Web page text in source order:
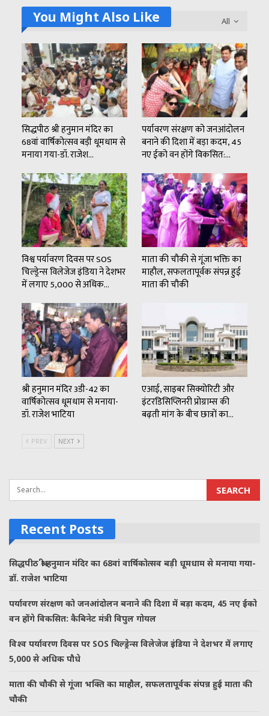
All
You Might Also Like
सिद्धपीठ श्री हनुमान मंदिर का
68वां वार्षिकोत्सव बड़ी धूमधाम से
मनाया गया-डॉ. राजेश…
पर्यावरण संरक्षण को जनआंदोलन
बनाने की दिशा में बड़ा कदम, 45
नए ईको वन होंगे विकसित:…
विश्व पर्यावरण दिवस पर SOS
चिल्ड्रेन्स विलेजेज इंडिया ने देशभर
में लगाए 5,000 से अधिक…
माता की चौकी से गूंजा भक्ति का
माहौल, सफलतापूर्वक संपन्न हुई
माता की चौकी
श्री हनुमान मंदिर 3डी-42 का
वार्षिकोत्सव धूमधाम से मनाया-
डॉ. राजेश भाटिया
एआई, साइबर सिक्योरिटी और
इंटरडिसिप्लिनरी प्रोग्राम्स की
बढ़ती मांग के बीच छात्रों का…
PREV NEXT
Recent Posts
सिद्धपीठ श्री हनुमान मंदिर का 68वां वार्षिकोत्सव बड़ी धूमधाम से मनाया गया-
डॉ. राजेश भाटिया
पर्यावरण संरक्षण को जनआंदोलन बनाने की दिशा में बड़ा कदम, 45 नए ईको
वन होंगे विकसित: कैबिनेट मंत्री विपुल गोयल
विश्व पर्यावरण दिवस पर SOS चिल्ड्रेन्स विलेजेज इंडिया ने देशभर में लगाए
5,000 से अधिक पौधे
माता की चौकी से गूंजा भक्ति का माहौल, सफलतापूर्वक संपन्न हुई माता की
चौकी